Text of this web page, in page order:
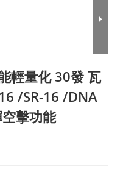
輕量化 30發 瓦
/SR-16 /DNA
擊功能